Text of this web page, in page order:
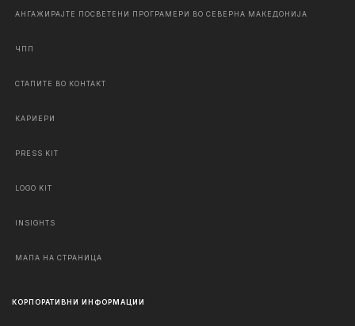
АНГАЖИРАЈТЕ ПОСВЕТЕНИ ПРОГРАМЕРИ ВО СЕВЕРНА МАКЕДОНИЈА
ЧПП
СТАПИТЕ ВО КОНТАКТ
КАРИЕРИ
PRESS KIT
LOGO KIT
INSIGHTS
МАПА НА СТРАНИЦА
КОРПОРАТИВНИ ИНФОРМАЦИИ